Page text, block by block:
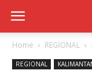
Home REGIONAL
REGIONAL